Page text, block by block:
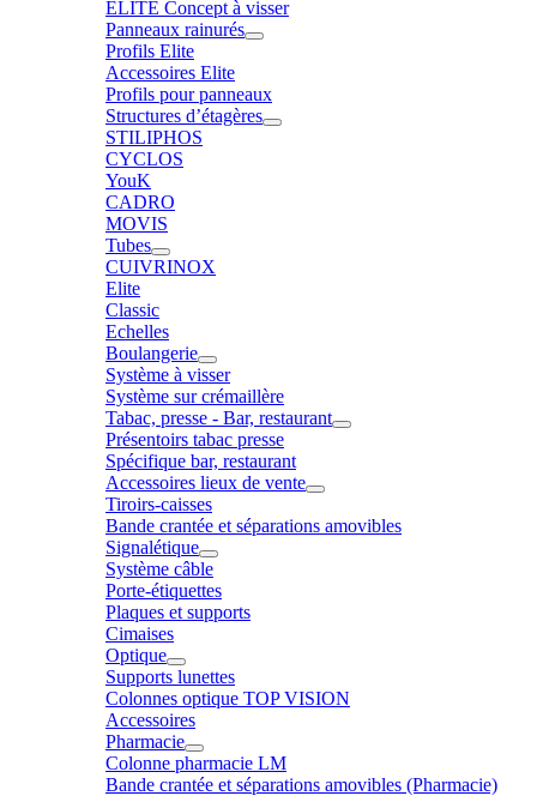
ELITE Concept à visser
Panneaux rainurés
Profils Elite
Accessoires Elite
Profils pour panneaux
Structures d’étagères
STILIPHOS
CYCLOS
YouK
CADRO
MOVIS
Tubes
CUIVRINOX
Elite
Classic
Echelles
Boulangerie
Système à visser
Système sur crémaillère
Tabac, presse - Bar, restaurant
Présentoirs tabac presse
Spécifique bar, restaurant
Accessoires lieux de vente
Tiroirs-caisses
Bande crantée et séparations amovibles
Signalétique
Système câble
Porte-étiquettes
Plaques et supports
Cimaises
Optique
Supports lunettes
Colonnes optique TOP VISION
Accessoires
Pharmacie
Colonne pharmacie LM
Bande crantée et séparations amovibles (Pharmacie)